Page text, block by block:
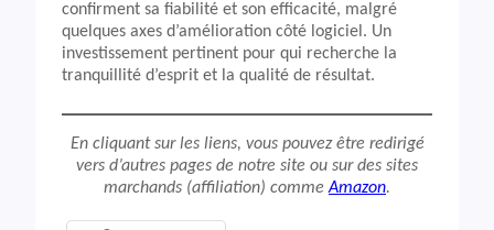
confirment sa fiabilité et son efficacité, malgré
quelques axes d’amélioration côté logiciel. Un
investissement pertinent pour qui recherche la
tranquillité d’esprit et la qualité de résultat.
En cliquant sur les liens, vous pouvez être redirigé
vers d’autres pages de notre site ou sur des sites
marchands (affiliation) commeAmazon.